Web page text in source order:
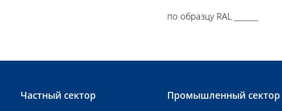
по образцу RAL _______
Частный сектор Промышленный сектор